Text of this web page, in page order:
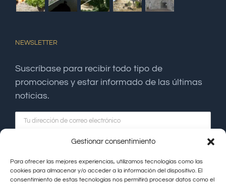
Gestionar consentimiento
Para ofrecer las mejores experiencias, utilizamos tecnologías como las
cookies para almacenar y/o acceder a la información del dispositivo. El
consentimiento de estas tecnologías nos permitirá procesar datos como el
NEWSLETTER
Suscríbase para recibir todo tipo de
promociones y estar informado de las últimas
noticias.